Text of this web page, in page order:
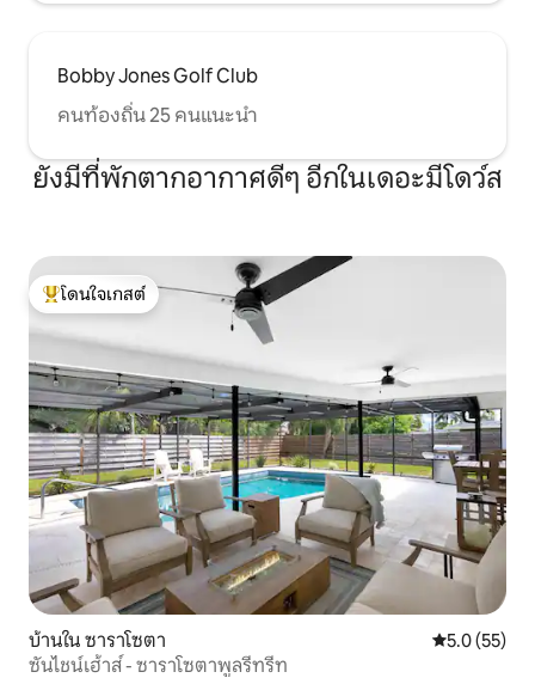
Bobby Jones Golf Club
คนท้องถิ่น 25 คนแนะนำ
ยังมีที่พักตากอากาศดีๆ อีกในเดอะมีโดว์ส
โดนใจเกสต์ที่สุด
โดนใจเกสต์
บ้านใน ซาราโซตา คะแนนเฉลี่ย
5.0 (55)
ซันไชน์เฮ้าส์ - ซาราโซตาพูลรีทรีท